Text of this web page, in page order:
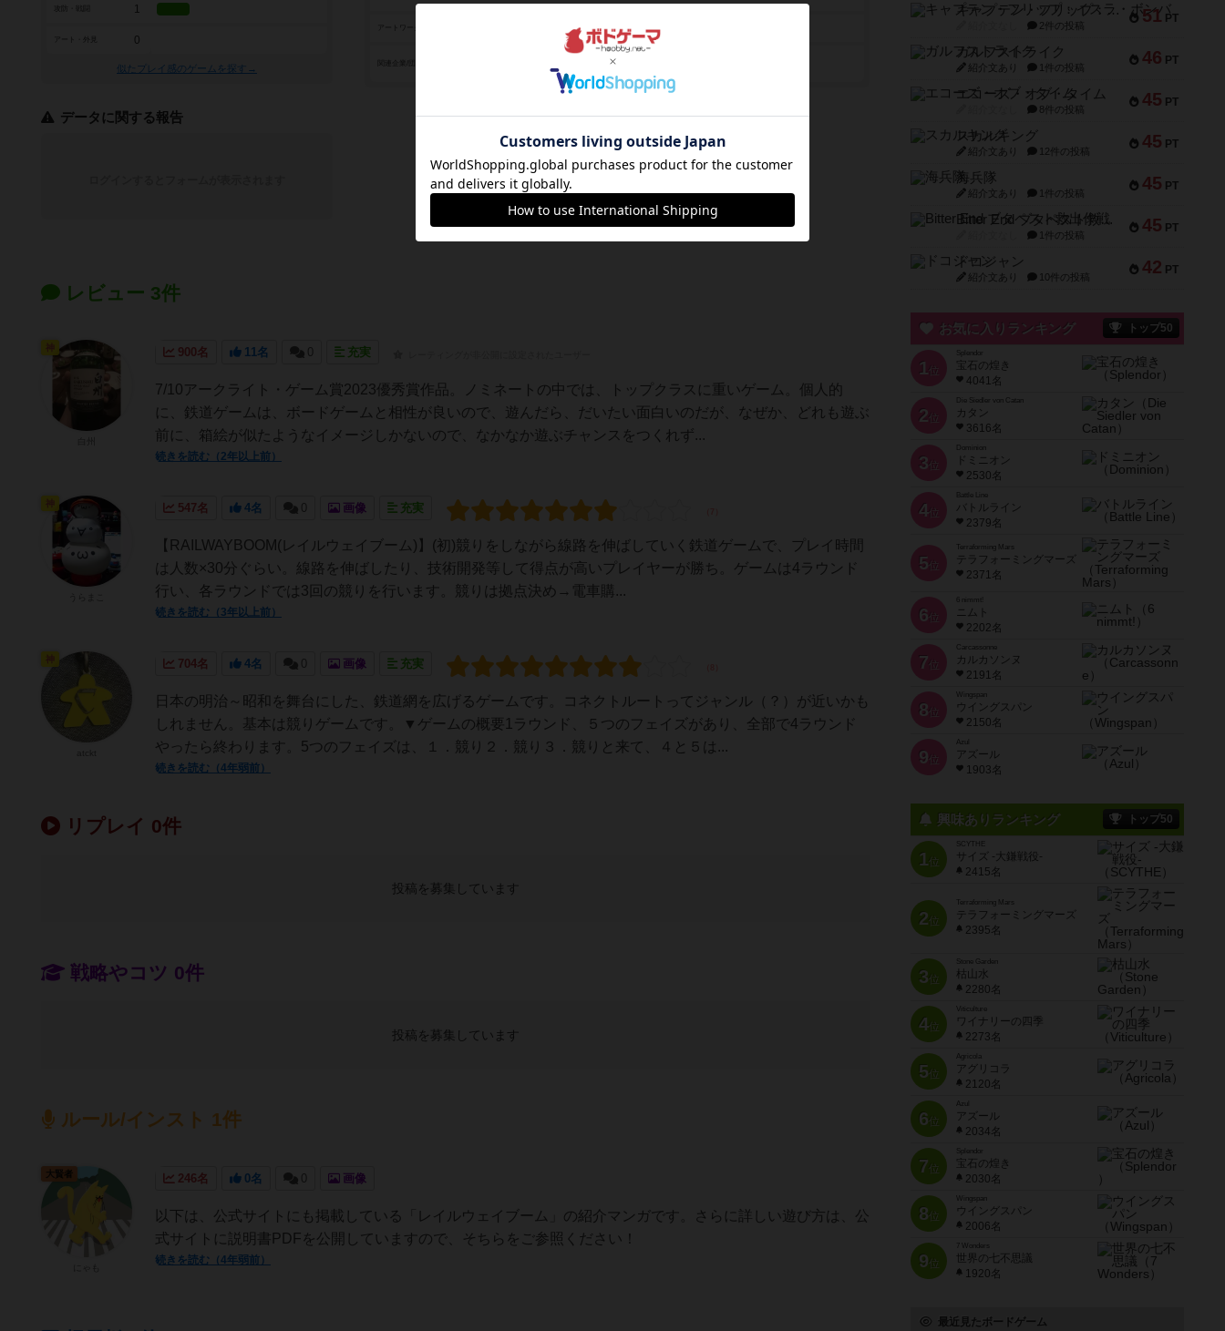
オカズブランド（OKAZU brand）
1
アート・外見 0
似たプレイ感のゲームを探す→
データに関する報告
レビュー 3件
900名 11名 0 充実
7/10アークライト・ゲーム賞2023優秀賞作品。ノミネートの中では、トップクラスに重いゲーム。個人的
に、鉄道ゲームは、ボードゲームと相性が良いので、遊んだら、だいたい面白いのだが、なぜか、どれも遊ぶ
前に、箱絵が似たようなイメージしかないので、なかなか遊ぶチャンスをつくれず...
続きを読む（2年以上前）
547名 4名 0 画像 充実
【RAILWAYBOOM(レイルウェイブーム)】(初)競りをしながら線路を伸ばしていく鉄道ゲームで、プレイ時間
は人数×30分ぐらい。線路を伸ばしたり、技術開発等して得点が高いプレイヤーが勝ち。ゲームは4ラウンド
行い、各ラウンドでは3回の競りを行います。競りは拠点決め→電車購...
続きを読む（3年以上前）
704名 4名 0 画像 充実
日本の明治～昭和を舞台にした、鉄道網を広げるゲームです。コネクトルートってジャンル（？）が近いかも
しれません。基本は競りゲームです。▼ゲームの概要1ラウンド、５つのフェイズがあり、全部で4ラウンド
やったら終わります。5つのフェイズは、１．競り２．競り３．競りと来て、４と５は...
続きを読む（4年弱前）
リプレイ 0件
投稿を募集しています
戦略やコツ 0件
投稿を募集しています
ルール/インスト 1件
246名 0名 0 画像
以下は、公式サイトにも掲載している「レイルウェイブーム」の紹介マンガです。さらに詳しい遊び方は、公
式サイトに説明書PDFを公開していますので、そちらをご参照ください！
続きを読む（4年弱前）
大賢者
51 PT
キャプテン・フリップ：イスラ・ボンバ
2件の投稿
46 PT
ガルフストライク
紹介文あり 1件の投稿
45 PT
エコーズ・オブ・タイム
8件の投稿
45 PT
スカルキング
紹介文あり 12件の投稿
45 PT
海兵隊
紹介文あり 1件の投稿
45 PT
Bitter End ブタペスト救出作戦
1件の投稿
42 PT
ドコジャン
紹介文あり 10件の投稿
お気に入りランキング トップ50
1 位
宝石の煌き
4041名
2 位
Die Siedler von Catan
カタン
3616名
3 位
ドミニオン
2530名
4位
Battle Line
バトルライン
2379名
5 位
Terraforming Mars
テラフォーミングマーズ
2371名
6 位
ニムト
2202名
7 位
Carcassonne
カルカソンヌ
2191名
8 位
Wingspan
ウイングスパン
2150名
9 位
Azul
アズール
1903名
興味ありランキング トップ50
1位
SCYTHE
サイズ -大鎌戦役-
2415名
2位
Terraforming Mars
テラフォーミングマーズ
2395名
3位
Stone Garden
枯山水
2280名
4位
Viticulture
ワイナリーの四季
2273名
5位
Agricola
アグリコラ
2120名
6位
Azul
アズール
2034名
7位
宝石の煌き
2030名
8位
Wingspan
ウイングスパン
2006名
9位
7 Wonders
世界の七不思議
1920名
最近見たボードゲーム